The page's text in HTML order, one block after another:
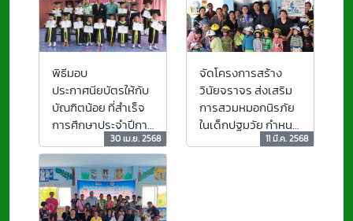
พิธีมอบ
ประกาศนียบัตรให้กับ
บัณฑิตน้อย ที่สำเร็จ
การศึกษาประจำปีการ
ศึกษา 2568 ณ ศูนย์
พัฒนาเด็กเล็กบ้าน
เปียงหลวง
30 เม.ย. 2568
จัดโครงการสร้าง
วินัยจราจร ส่งเสริม
การสวมหมอกนิรภัย
ในเด็กปฐมวัย กำหนด
เขตสวมหมวกนิรภัย
11 มี.ค. 2568